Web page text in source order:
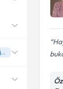
Beslenme Psikolojisi ve Davranışsal Değişim